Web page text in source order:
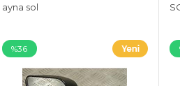
ayna sol
%36